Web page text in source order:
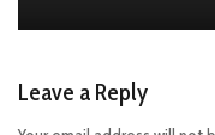
Leave a Reply